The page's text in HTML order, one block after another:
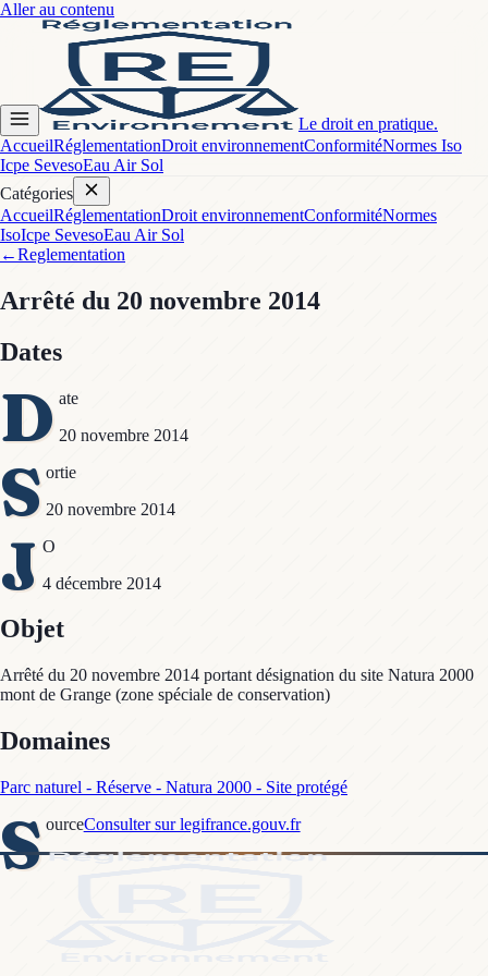
Aller au contenu
Le droit en pratique.
AccueilRéglementationDroit environnementConformitéNormes Iso
Icpe SevesoEau Air Sol
Catégories
AccueilRéglementationDroit environnementConformitéNormes
IsoIcpe SevesoEau Air Sol
←Reglementation
Arrêté du 20 novembre 2014
Dates
D ate
20 novembre 2014
S ortie
20 novembre 2014
J O
4 décembre 2014
Objet
Arrêté du 20 novembre 2014 portant désignation du site Natura 2000
mont de Grange (zone spéciale de conservation)
Domaines
Parc naturel - Réserve - Natura 2000 - Site protégé
S ourceConsulter sur legifrance.gouv.fr